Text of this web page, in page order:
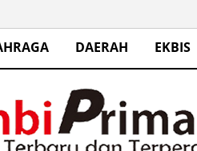
DAERAH EKBIS